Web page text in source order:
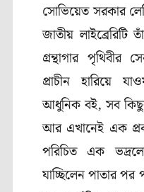
সোভিয়েত সরকার
জাতীয় লাইব্রেরিটি
গ্রন্থাগার পৃথিবীর
প্রাচীন হারিয়ে
আধুনিক বই, সব
আর এখানেই এক
পরিচিত এক
যাচ্ছিলেন পাতার পর